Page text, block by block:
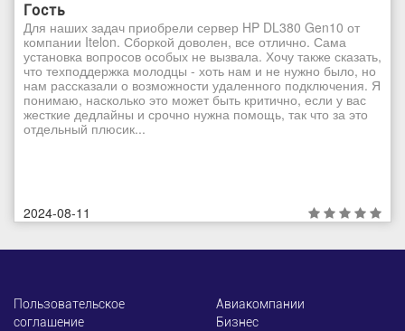
Гость
Для наших задач приобрели сервер HP DL380 Gen10 от
компании Itelon. Сборкой доволен, все отлично. Сама
установка вопросов особых не вызвала. Хочу также сказать,
что техподдержка молодцы - хоть нам и не нужно было, но
нам рассказали о возможности удаленного подключения. Я
понимаю, насколько это может быть критично, если у вас
жесткие дедлайны и срочно нужна помощь, так что за это
отдельный плюсик...
2024-08-11
Пользовательское
соглашение
Авиакомпании
Бизнес